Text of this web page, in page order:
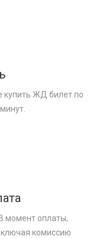
купить ЖД билет по
момент оплаты,
комиссию